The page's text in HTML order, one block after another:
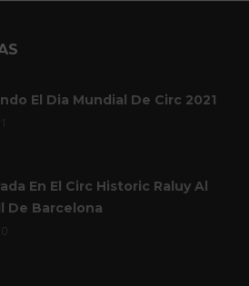
El Dia Mundial De Circ 2021
En El Circ Historic Raluy Al
De Barcelona